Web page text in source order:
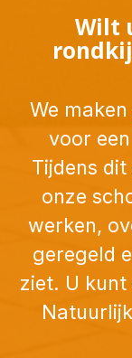
Wilt
We
voor
Tijdens
onze
werken,
geregeld
ziet. U